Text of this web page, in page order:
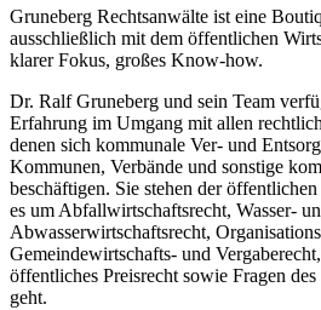
Gruneberg Rechtsanwälte ist eine
ausschließlich mit dem öffentlichen
klarer Fokus, großes Know-how.
Dr. Ralf Gruneberg und sein Team
Erfahrung im Umgang mit allen
denen sich kommunale Ver- und
Kommunen, Verbände und sonstige
beschäftigen. Sie stehen der
es um Abfallwirtschaftsrecht, Wasser-
Abwasserwirtschaftsrecht,
Gemeindewirtschafts- und
öffentliches Preisrecht sowie Fragen
geht.